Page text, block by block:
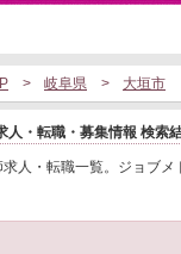
岐阜県 大垣市
人・転職・募集情報 検索
人・転職一覧。ジョブ